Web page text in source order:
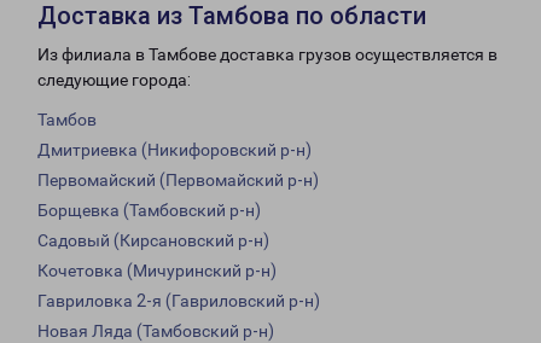
Доставка из Тамбова по области
Из филиала в Тамбове доставка грузов осуществляется в
следующие города:
Тамбов
Дмитриевка (Никифоровский р-н)
Первомайский (Первомайский р-н)
Борщевка (Тамбовский р-н)
Садовый (Кирсановский р-н)
Кочетовка (Мичуринский р-н)
Гавриловка 2-я (Гавриловский р-н)
Новая Ляда (Тамбовский р-н)